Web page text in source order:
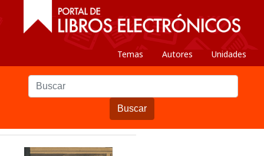
Temas Autores Unidades
Buscar